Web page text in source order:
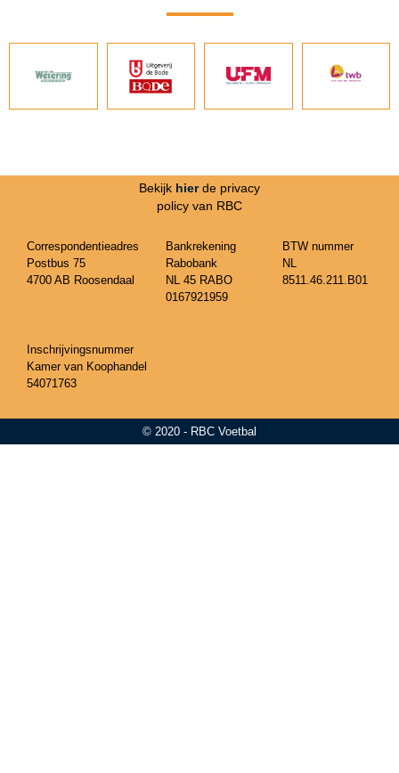
Bekijk hier de privacy
policy van RBC
Correspondentieadres
Postbus 75
4700 AB Roosendaal
Bankrekening
Rabobank
NL 45 RABO
0167921959
BTW nummer
NL
8511.46.211.B01
Inschrijvingsnummer
Kamer van Koophandel
54071763
© 2020 - RBC Voetbal